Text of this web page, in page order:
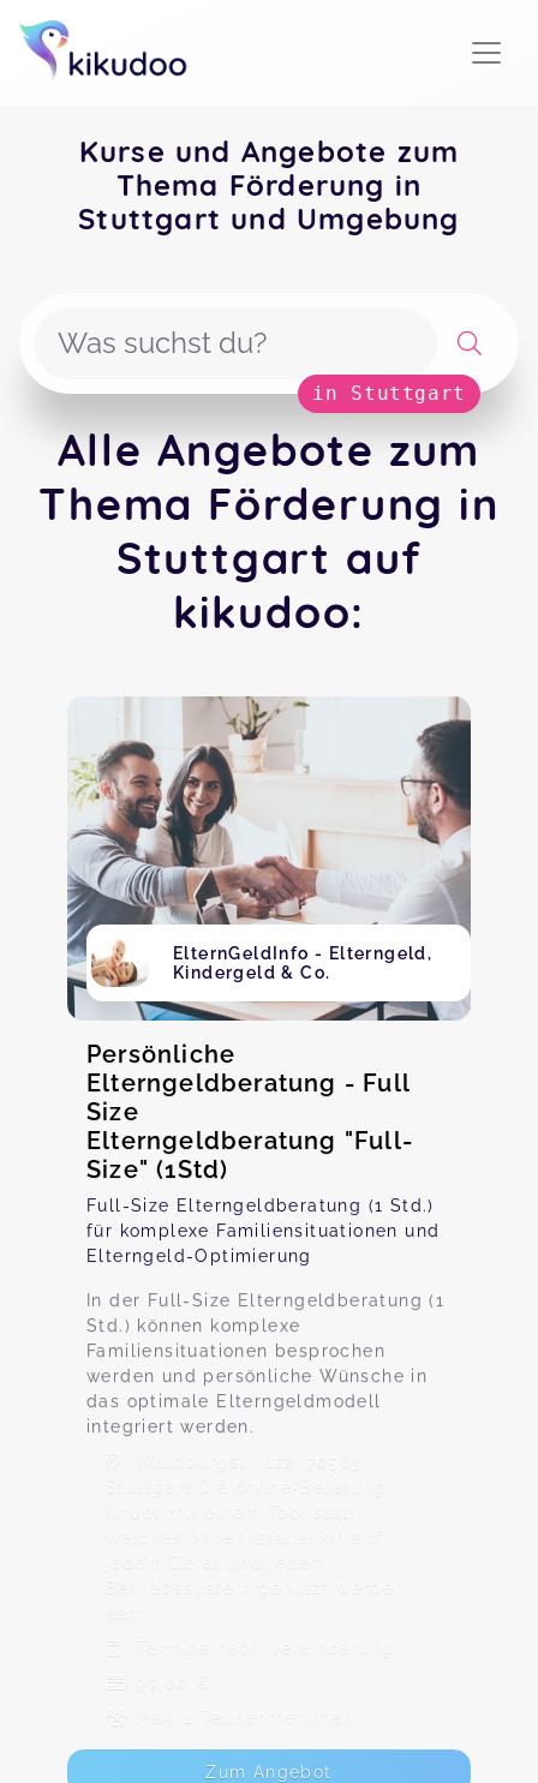
Kurse und Angebote zum
Thema Förderung in
Stuttgart und Umgebung
in Stuttgart
Alle Angebote zum
Thema Förderung in
Stuttgart auf
kikudoo:
ElternGeldInfo - Elterngeld,
Kindergeld & Co.
Persönliche
Elterngeldberatung - Full
Size
Elterngeldberatung "Full-
Size" (1Std)
Full-Size Elterngeldberatung (1 Std.)
für komplexe Familiensituationen und
Elterngeld-Optimierung
In der Full-Size Elterngeldberatung (1
Std.) können komplexe
Familiensituationen besprochen
werden und persönliche Wünsche in
das optimale Elterngeldmodell
integriert werden.
Waldburgstr. 122, 70563
Stuttgart Die online-Beratung
findet mit einem Tool statt,
jedem Gerät und jedem
Betriebssystem genutzt werden
Termine nach Vereinbarung
99,00 €
Max. 1 TeilnehmerInnen
Zum Angebot